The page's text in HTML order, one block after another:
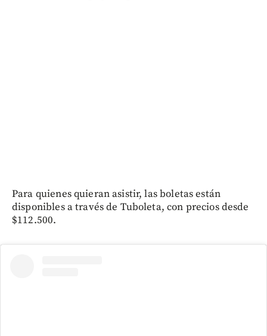
Para quienes quieran asistir, las boletas están
disponibles a través de Tuboleta, con precios desde
$112.500.